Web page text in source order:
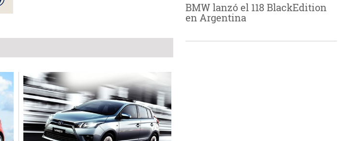
BMW lanzó el 118 BlackEdition
en Argentina